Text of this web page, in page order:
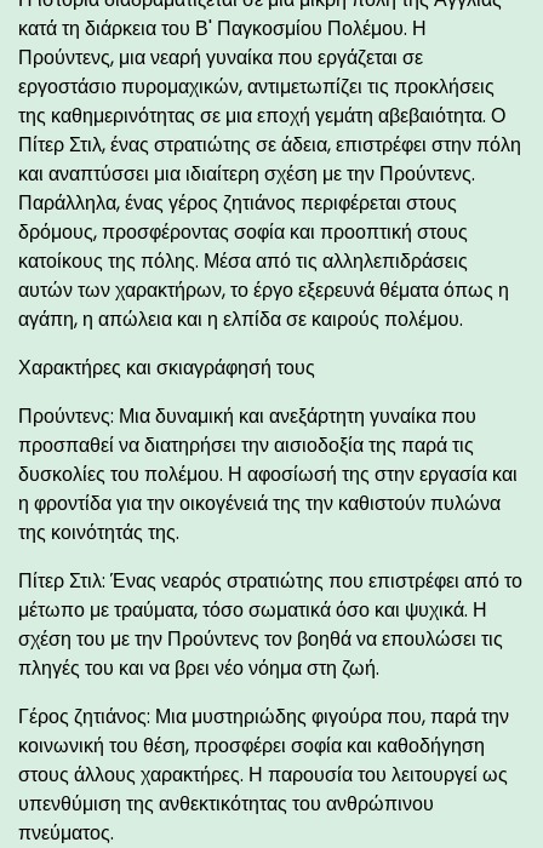
κατά τη διάρκεια του Β' Παγκοσμίου Πολέμου. Η
Προύντενς, μια νεαρή γυναίκα που εργάζεται σε
εργοστάσιο πυρομαχικών, αντιμετωπίζει τις προκλήσεις
της καθημερινότητας σε μια εποχή γεμάτη αβεβαιότητα. Ο
Πίτερ Στιλ, ένας στρατιώτης σε άδεια, επιστρέφει στην πόλη
και αναπτύσσει μια ιδιαίτερη σχέση με την Προύντενς.
Παράλληλα, ένας γέρος ζητιάνος περιφέρεται στους
δρόμους, προσφέροντας σοφία και προοπτική στους
κατοίκους της πόλης. Μέσα από τις αλληλεπιδράσεις
αυτών των χαρακτήρων, το έργο εξερευνά θέματα όπως η
αγάπη, η απώλεια και η ελπίδα σε καιρούς πολέμου.
Χαρακτήρες και σκιαγράφησή τους
Προύντενς: Μια δυναμική και ανεξάρτητη γυναίκα που
προσπαθεί να διατηρήσει την αισιοδοξία της παρά τις
δυσκολίες του πολέμου. Η αφοσίωσή της στην εργασία και
η φροντίδα για την οικογένειά της την καθιστούν πυλώνα
της κοινότητάς της.
Πίτερ Στιλ: Ένας νεαρός στρατιώτης που επιστρέφει από το
μέτωπο με τραύματα, τόσο σωματικά όσο και ψυχικά. Η
σχέση του με την Προύντενς τον βοηθά να επουλώσει τις
πληγές του και να βρει νέο νόημα στη ζωή.
Γέρος ζητιάνος: Μια μυστηριώδης φιγούρα που, παρά την
κοινωνική του θέση, προσφέρει σοφία και καθοδήγηση
στους άλλους χαρακτήρες. Η παρουσία του λειτουργεί ως
υπενθύμιση της ανθεκτικότητας του ανθρώπινου
πνεύματος.